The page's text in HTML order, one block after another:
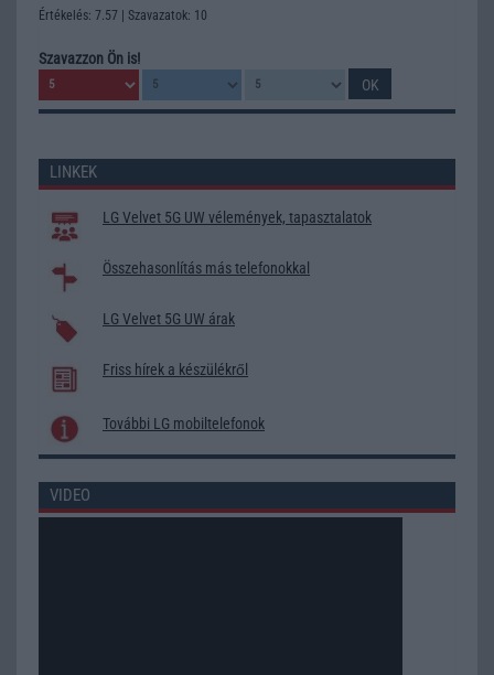
Értékelés: 7.57 | Szavazatok: 10
Szavazzon Ön is!
LINKEK
LG Velvet 5G UW vélemények, tapasztalatok
Összehasonlítás más telefonokkal
LG Velvet 5G UW árak
Friss hírek a készülékről
További LG mobiltelefonok
VIDEO